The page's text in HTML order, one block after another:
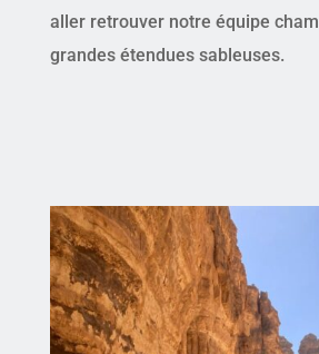
aller retrouver notre équipe
grandes étendues sableuses.